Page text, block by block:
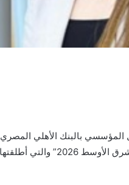
بالبنك الأهلي
فوربس العالمية “أكثر مسؤولي التسويق تأثيراً في